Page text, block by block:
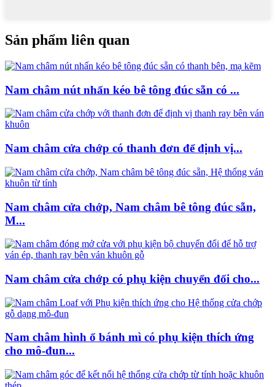
Sản phẩm liên quan
Nam châm nút nhấn kéo bê tông đúc sẵn có ...
Nam châm cửa chớp có thanh đơn để định vị...
Nam châm cửa chớp, Nam châm bê tông đúc sẵn,
M...
Nam châm cửa chớp có phụ kiện chuyển đổi cho...
Nam châm hình ổ bánh mì có phụ kiện thích ứng
cho mô-đun...